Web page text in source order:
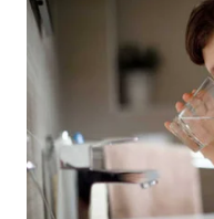
WAHANA
SELEB
WAHANA